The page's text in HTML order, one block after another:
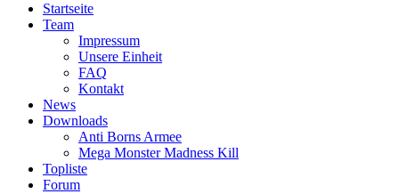
Startseite
Team
Impressum
Unsere Einheit
FAQ
Kontakt
News
Downloads
Anti Borns Armee
Mega Monster Madness Kill
Topliste
Forum